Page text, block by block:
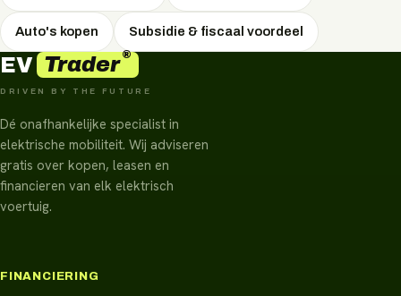
Auto's kopen Subsidie & fiscaal voordeel
EV Trader®
DRIVEN BY THE FUTURE
Dé onafhankelijke specialist in
elektrische mobiliteit. Wij adviseren
gratis over kopen, leasen en
financieren van elk elektrisch
voertuig.
FINANCIERING